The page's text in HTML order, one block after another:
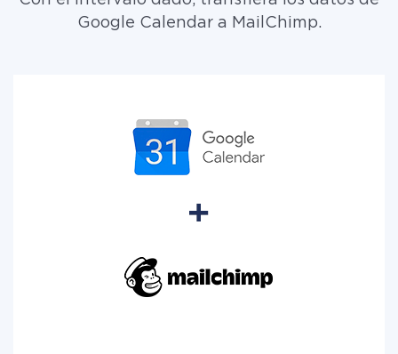
Google Calendar a MailChimp.